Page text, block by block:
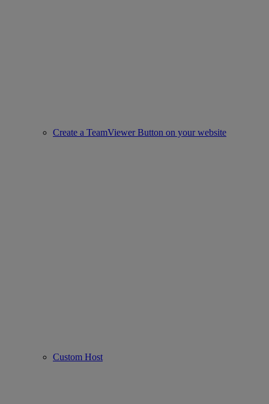
Create a TeamViewer Button on your website
Custom Host